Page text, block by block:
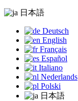
日本語
Deutsch
English
Français
Español
Italiano
Nederlands
Polski
日本語